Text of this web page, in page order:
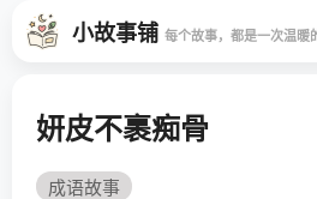
小故事铺 每个故事，都是一次温暖
妍皮不裹痴骨
成语故事